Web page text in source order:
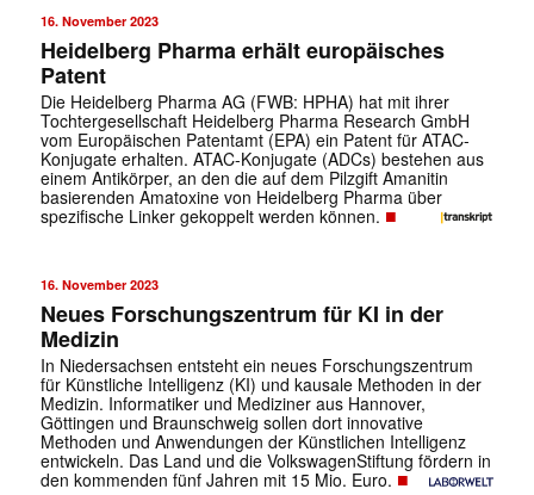
16. November 2023
Heidelberg Pharma erhält europäisches
Patent
Die Heidelberg Pharma AG (FWB: HPHA) hat mit ihrer
Tochtergesellschaft Heidelberg Pharma Research GmbH
vom Europäischen Patentamt (EPA) ein Patent für ATAC-
Konjugate erhalten. ATAC-Konjugate (ADCs) bestehen aus
einem Antikörper, an den die auf dem Pilzgift Amanitin
basierenden Amatoxine von Heidelberg Pharma über
spezifische Linker gekoppelt werden können. ■
16. November 2023
Neues Forschungszentrum für KI in der
Medizin
In Niedersachsen entsteht ein neues Forschungszentrum
für Künstliche Intelligenz (KI) und kausale Methoden in der
Medizin. Informatiker und Mediziner aus Hannover,
Göttingen und Braunschweig sollen dort innovative
Methoden und Anwendungen der Künstlichen Intelligenz
entwickeln. Das Land und die VolkswagenStiftung fördern in
den kommenden fünf Jahren mit 15 Mio. Euro. ■